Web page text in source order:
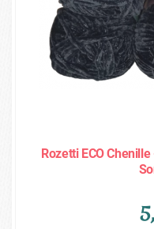
Rozetti ECO